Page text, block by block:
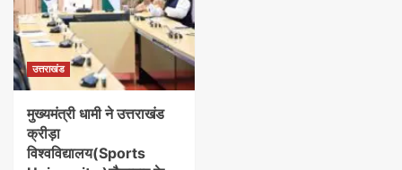
उत्तराखंड
मुख्यमंत्री धामी ने उत्तराखंड
क्रीड़ा
विश्वविद्यालय(Sports